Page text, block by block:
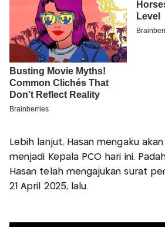
Lebih lanjut, Hasan mengaku
menjadi Kepala PCO hari ini.
Hasan telah mengajukan surat
21 April 2025, lalu.